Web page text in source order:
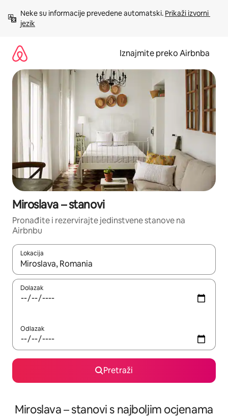
sadržaj
Neke su informacije prevedene automatski. Prikaži izvorni
jezik
Iznajmite preko Airbnba
Miroslava – stanovi
Pronađite i rezervirajte jedinstvene stanove na
Airbnbu
Lokacija
Kada budu dostupni rezultati, moći ćete ih pregledati
Dolazak
Odlazak
Pretraži
Miroslava – stanovi s najboljim ocjenama